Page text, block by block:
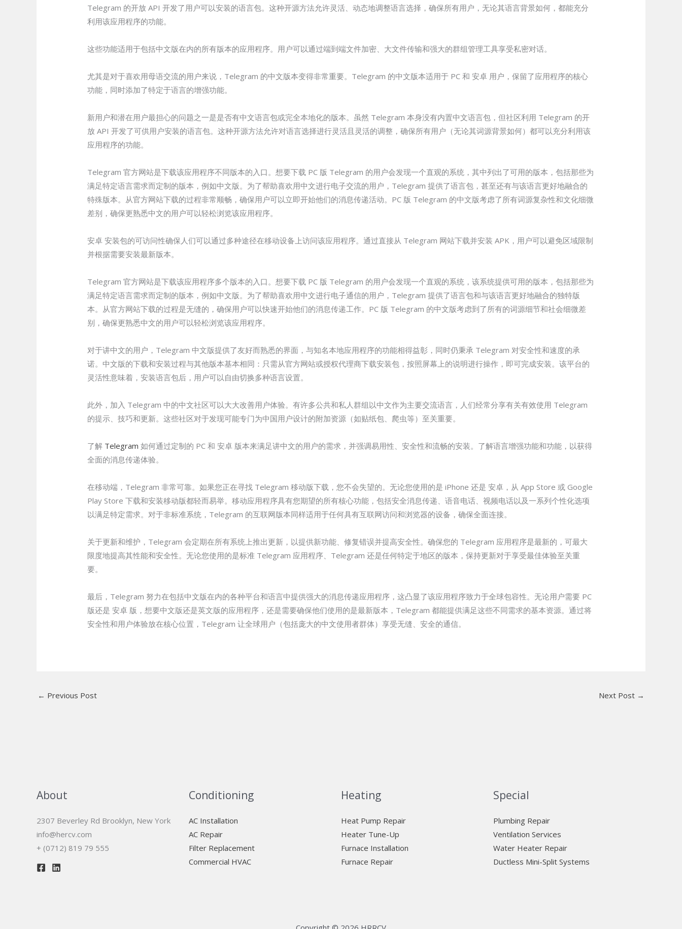
Telegram 的开放 API 开发了用户可以安装的语言包。这种开源方法允许灵活、动态地调整语言选择，确保所有用户，无论其语言背景如何，都能充分
利用该应用程序的功能。
这些功能适用于包括中文版在内的所有版本的应用程序。用户可以通过端到端文件加密、大文件传输和强大的群组管理工具享受私密对话。
尤其是对于喜欢用母语交流的用户来说，Telegram 的中文版本变得非常重要。Telegram 的中文版本适用于 PC 和 安卓 用户，保留了应用程序的核心
功能，同时添加了特定于语言的增强功能。
新用户和潜在用户最担心的问题之一是是否有中文语言包或完全本地化的版本。虽然 Telegram 本身没有内置中文语言包，但社区利用 Telegram 的开
放 API 开发了可供用户安装的语言包。这种开源方法允许对语言选择进行灵活且灵活的调整，确保所有用户（无论其词源背景如何）都可以充分利用该
应用程序的功能。
Telegram 官方网站是下载该应用程序不同版本的入口。想要下载 PC 版 Telegram 的用户会发现一个直观的系统，其中列出了可用的版本，包括那些为
满足特定语言需求而定制的版本，例如中文版。为了帮助喜欢用中文进行电子交流的用户，Telegram 提供了语言包，甚至还有与该语言更好地融合的
特殊版本。从官方网站下载的过程非常顺畅，确保用户可以立即开始他们的消息传递活动。PC 版 Telegram 的中文版考虑了所有词源复杂性和文化细微
差别，确保更熟悉中文的用户可以轻松浏览该应用程序。
安卓 安装包的可访问性确保人们可以通过多种途径在移动设备上访问该应用程序。通过直接从 Telegram 网站下载并安装 APK，用户可以避免区域限制
并根据需要安装最新版本。
Telegram 官方网站是下载该应用程序多个版本的入口。想要下载 PC 版 Telegram 的用户会发现一个直观的系统，该系统提供可用的版本，包括那些为
满足特定语言需求而定制的版本，例如中文版。为了帮助喜欢用中文进行电子通信的用户，Telegram 提供了语言包和与该语言更好地融合的独特版
本。从官方网站下载的过程是无缝的，确保用户可以快速开始他们的消息传递工作。PC 版 Telegram 的中文版考虑到了所有的词源细节和社会细微差
别，确保更熟悉中文的用户可以轻松浏览该应用程序。
对于讲中文的用户，Telegram 中文版提供了友好而熟悉的界面，与知名本地应用程序的功能相得益彰，同时仍秉承 Telegram 对安全性和速度的承
诺。中文版的下载和安装过程与其他版本基本相同：只需从官方网站或授权代理商下载安装包，按照屏幕上的说明进行操作，即可完成安装。该平台的
灵活性意味着，安装语言包后，用户可以自由切换多种语言设置。
此外，加入 Telegram 中的中文社区可以大大改善用户体验。有许多公共和私人群组以中文作为主要交流语言，人们经常分享有关有效使用 Telegram
的提示、技巧和更新。这些社区对于发现可能专门为中国用户设计的附加资源（如贴纸包、爬虫等）至关重要。
了解 Telegram 如何通过定制的 PC 和 安卓 版本来满足讲中文的用户的需求，并强调易用性、安全性和流畅的安装。了解语言增强功能和功能，以获得
全面的消息传递体验。
在移动端，Telegram 非常可靠。如果您正在寻找 Telegram 移动版下载，您不会失望的。无论您使用的是 iPhone 还是 安卓，从 App Store 或 Google
Play Store 下载和安装移动版都轻而易举。移动应用程序具有您期望的所有核心功能，包括安全消息传递、语音电话、视频电话以及一系列个性化选项
以满足特定需求。对于非标准系统，Telegram 的互联网版本同样适用于任何具有互联网访问和浏览器的设备，确保全面连接。
关于更新和维护，Telegram 会定期在所有系统上推出更新，以提供新功能、修复错误并提高安全性。确保您的 Telegram 应用程序是最新的，可最大
限度地提高其性能和安全性。无论您使用的是标准 Telegram 应用程序、Telegram 还是任何特定于地区的版本，保持更新对于享受最佳体验至关重
要。
最后，Telegram 努力在包括中文版在内的各种平台和语言中提供强大的消息传递应用程序，这凸显了该应用程序致力于全球包容性。无论用户需要 PC
版还是 安卓 版，想要中文版还是英文版的应用程序，还是需要确保他们使用的是最新版本，Telegram 都能提供满足这些不同需求的基本资源。通过将
安全性和用户体验放在核心位置，Telegram 让全球用户（包括庞大的中文使用者群体）享受无缝、安全的通信。
← Previous Post Next Post →
About
2307 Beverley Rd Brooklyn, New York
info@hercv.com
+ (0712) 819 79 555
Conditioning
AC Installation
AC Repair
Filter Replacement
Commercial HVAC
Heating
Heat Pump Repair
Heater Tune-Up
Furnace Installation
Furnace Repair
Special
Plumbing Repair
Ventilation Services
Water Heater Repair
Ductless Mini-Split Systems